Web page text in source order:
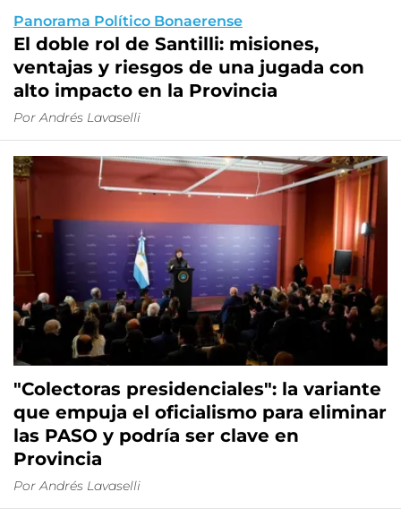
Panorama Político Bonaerense
El doble rol de Santilli: misiones,
ventajas y riesgos de una jugada con
alto impacto en la Provincia
Por Andrés Lavaselli
"Colectoras presidenciales": la variante
que empuja el oficialismo para eliminar
las PASO y podría ser clave en
Provincia
Por Andrés Lavaselli